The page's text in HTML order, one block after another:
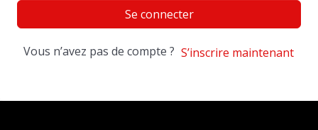
Se connecter
Vous n’avez pas de compte ? S’inscrire maintenant